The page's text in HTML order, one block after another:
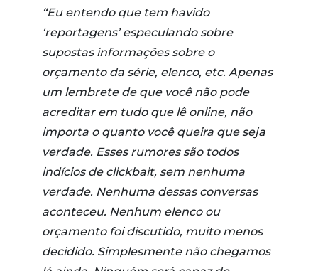
“Eu entendo que tem havido
‘reportagens’ especulando sobre
supostas informações sobre o
orçamento da série, elenco, etc. Apenas
um lembrete de que você não pode
acreditar em tudo que lê online, não
importa o quanto você queira que seja
verdade. Esses rumores são todos
indícios de clickbait, sem nenhuma
verdade. Nenhuma dessas conversas
aconteceu. Nenhum elenco ou
orçamento foi discutido, muito menos
decidido. Simplesmente não chegamos